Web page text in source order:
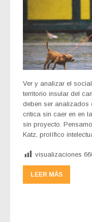
Ver y analizar el
territorio insular del
deben ser analizados
critica sin caer en en
sin proyecto.
Katz, prolífico
visualizaciones
LEER MÁS